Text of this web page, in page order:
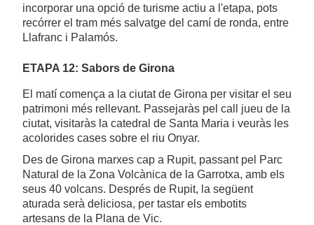
incorporar una opció de turisme actiu a l'etapa, pots
recórrer el tram més salvatge del camí de ronda, entre
Llafranc i Palamós.
ETAPA 12: Sabors de Girona
El matí comença a la ciutat de Girona per visitar el seu
patrimoni més rellevant. Passejaràs pel call jueu de la
ciutat, visitaràs la catedral de Santa Maria i veuràs les
acolorides cases sobre el riu Onyar.
Des de Girona marxes cap a Rupit, passant pel Parc
Natural de la Zona Volcànica de la Garrotxa, amb els
seus 40 volcans. Després de Rupit, la següent
aturada serà deliciosa, per tastar els embotits
artesans de la Plana de Vic.